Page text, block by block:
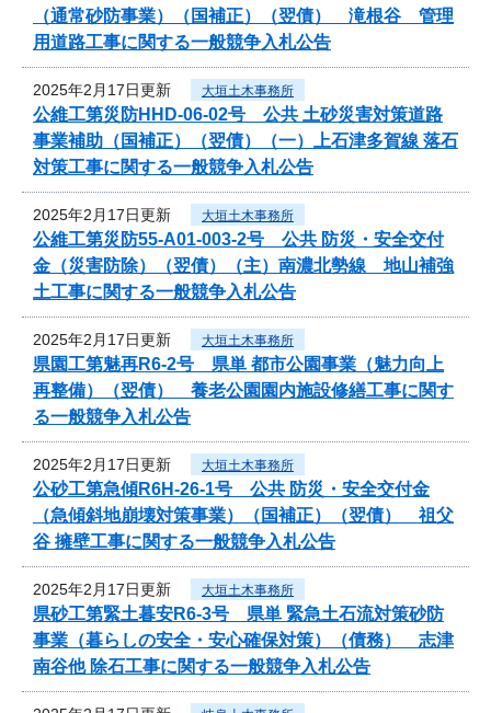
（通常砂防事業）（国補正）（翌債） 滝根谷 管理
用道路工事に関する一般競争入札公告
2025年2月17日更新 大垣土木事務所
公維工第災防HHD-06-02号 公共 土砂災害対策道路
事業補助（国補正）（翌債）（一）上石津多賀線 落石
対策工事に関する一般競争入札公告
2025年2月17日更新 大垣土木事務所
公維工第災防55-A01-003-2号 公共 防災・安全交付
金（災害防除）（翌債）（主）南濃北勢線 地山補強
土工事に関する一般競争入札公告
2025年2月17日更新 大垣土木事務所
県園工第魅再R6-2号 県単 都市公園事業（魅力向上
再整備）（翌債） 養老公園園内施設修繕工事に関す
る一般競争入札公告
2025年2月17日更新 大垣土木事務所
公砂工第急傾R6H-26-1号 公共 防災・安全交付金
（急傾斜地崩壊対策事業）（国補正）（翌債） 祖父
谷 擁壁工事に関する一般競争入札公告
2025年2月17日更新 大垣土木事務所
県砂工第緊土暮安R6-3号 県単 緊急土石流対策砂防
事業（暮らしの安全・安心確保対策）（債務） 志津
南谷他 除石工事に関する一般競争入札公告